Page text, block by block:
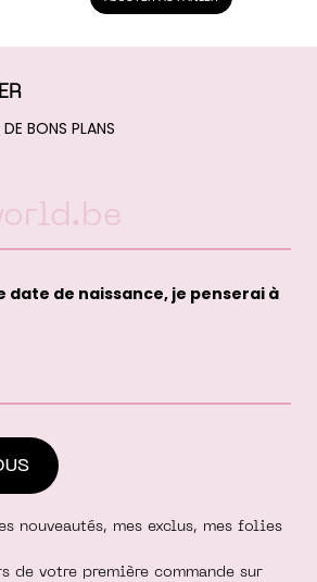
BONS PLANS
date de naissance, je penserai à
nouveautés, mes exclus, mes folies
de votre première commande sur